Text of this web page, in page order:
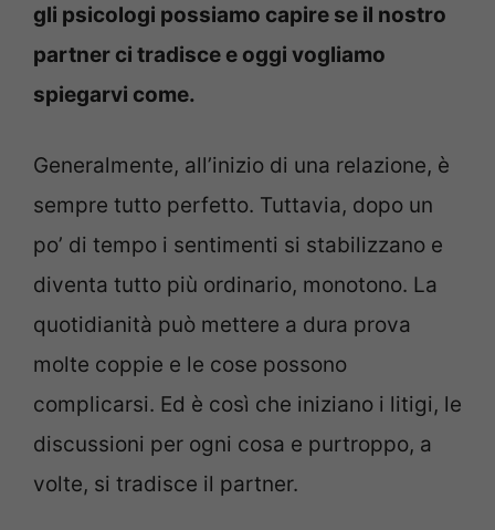
gli psicologi possiamo capire se il nostro
partner ci tradisce e oggi vogliamo
spiegarvi come.
Generalmente, all’inizio di una relazione, è
sempre tutto perfetto. Tuttavia, dopo un
po’ di tempo i sentimenti si stabilizzano e
diventa tutto più ordinario, monotono. La
quotidianità può mettere a dura prova
molte coppie e le cose possono
complicarsi. Ed è così che iniziano i litigi, le
discussioni per ogni cosa e purtroppo, a
volte, si tradisce il partner.